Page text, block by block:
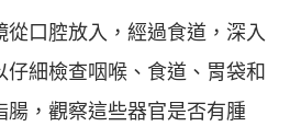
從口腔放入，經過食道，深入
仔細檢查咽喉、食道、胃袋和
腸，觀察這些器官是否有腫